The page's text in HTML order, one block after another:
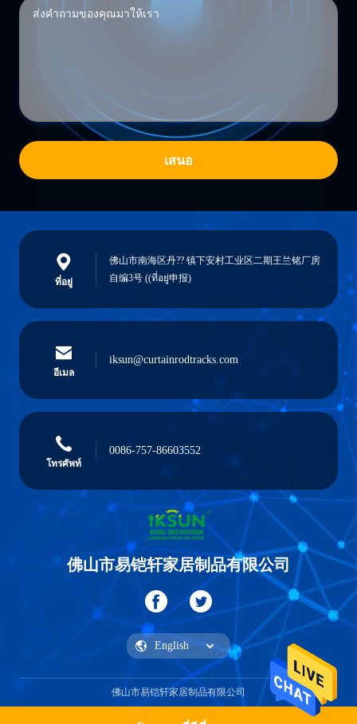
เสนอ
ที่อยู่
佛山市南海区丹?? 镇下安村工业区二期王兰铭厂房
自编3号 ((ที่อยู่申报)
อีเมล
iksun@curtainrodtracks.com
โทรศัพท์
0086-757-86603552
佛山市易铠轩家居制品有限公司
佛山市易铠轩家居制品有限公司